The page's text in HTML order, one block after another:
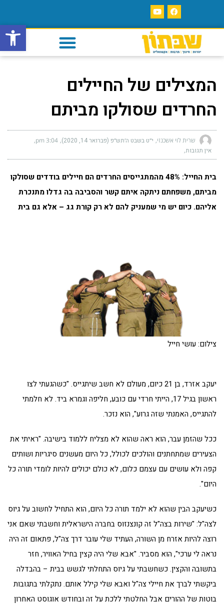
פתח
המצילים של החיילים
החרדים שסולקו מביתם
שרית לוי אשכנזי י״ט בשבט ה׳תש״פ (פברואר 14, 2020) 3:04 pm
אין תגובות
בית החייל:
48% מהמתגייסים החרדים הם חיילים בודדים שסולקו
מביתם, משפחתם ניתקה איתם קשר והסביבה בה גדלו מתנכרת
אליהם. כיום יש מי שמעניק להם לא רק קורת גג – אלא גם בית
צילום: עושי חייל
יעקב אזרד, בן 21 כיום, מעולם לא חשב שיתגייס. "כשהגעתי לצו
ראשון בגיל 17, הייתי חרדי עם כובע, חליפה וגמרא ביד. לא חלמתי
להתגייס, האמנתי שזה גרוע", הוא נזכר.
ככל שהזמן עבר, הוא ראה שהוא לא מצליח ללמוד בישיבה. "ראיתי את
הצעירים שמתחתנים והולכים לכולל, כל היום מעשנים סיגריות ושותים
קפה ולא עושים עם עצמם כלום, לא כולם יכולים להיות לומדי תורה כל
היום".
כשיעקב הבין שהוא לא ילמד תורה כל היום, הוא התחיל לחשוב על גיוס
לצה"ל: "שירות בצה"ל זה קונצנזוס בחברה הישראלית וחשבתי שאם אני
רוצה להיות אזרח מן השורה, העתיד שלי עובר דרך צה"ל, פתאום זה היה
נראה לי ערכי", הוא מסביר. "אבא שלי היה קצין בחיל האוויר, חזר
בתשובה והקצין. כשחשבתי על גיוס התחלתי לגשש בבית – בהבדלה
ביקשתי לברך את חיילי צה"ל ואבא שלי קילל אותם. נתקלתי בתגובות
בוטות של ההורים אבל החלטתי ללכת על זה ובחודש אוגוסט האחרון